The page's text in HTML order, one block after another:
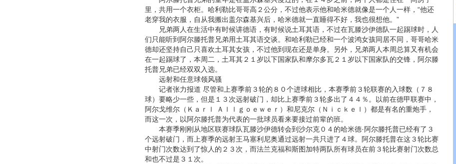
里，共用一个衣柜。哈利勒比哥哥高２公分，不过他表示他和哈米德就像是一个人一样，“他还
老穿我的衣服，自从我搬出盖尔森基兴后，哈米德就一直睡得不好，我也很想他。”
兄弟两人在生活中有时候讲德语，有时候说土耳其语，不过在瓦滕沙伊德队一起踢球时，人
们只能听到阿尔滕托普兄弟用土耳其语交谈。和哈利勒已经和一个波鸿女孩同居不同，哥哥哈米
德却还坚持自己只喜欢土耳其女孩，不过他到现在还是单身。另外，兄弟两人本周总算又有机会
在一起踢球了，本周二，土耳其２１岁以下国家队和摩尔多瓦２１岁以下国家队的交锋，阿尔滕
托普兄弟已经双双入选。
远射和任意球领风骚
记者张力报道 尽管和上赛季前３轮的８０个进球相比，本赛季前３轮联赛的入球数（７８
球）要略少一些，但是１３次远射破门，却比上赛季前３轮多出了４４％。以前在德甲联赛中，
阿尔戈维尔（Ｋａｒｌ Ａｌｌｇｏｅｗｅｒ）和尼克尔（Ｎｉｃｋｅｌ）都是有名的重炮手，
而这一次，以阿尔滕托普为代表的一批球员看来要接过前辈的班。
本赛季刚刚从地区联赛球队瓦滕沙伊德转会到沙尔克０４的哈米德·阿尔滕托普已经有了３
个远射破门，而上赛季的远射王马塞利尼奥通过远射一共只进了４球。阿尔滕托普在这３轮比赛
中射门次数达到了惊人的２３次，而法兰克福和斯图加特两队所有球员在前３轮比赛射门次数总
和也不过是３１次。